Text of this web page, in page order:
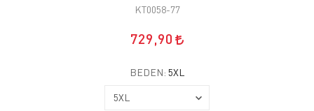
KT0058-77
729,90
BEDEN: 5XL